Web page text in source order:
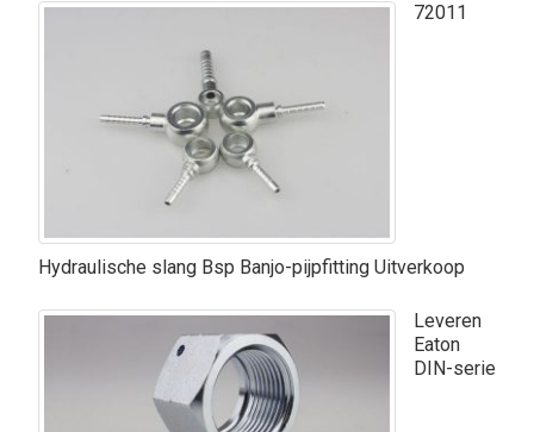
72011
Hydraulische slang Bsp Banjo-pijpfitting Uitverkoop
Leveren
Eaton
DIN-serie